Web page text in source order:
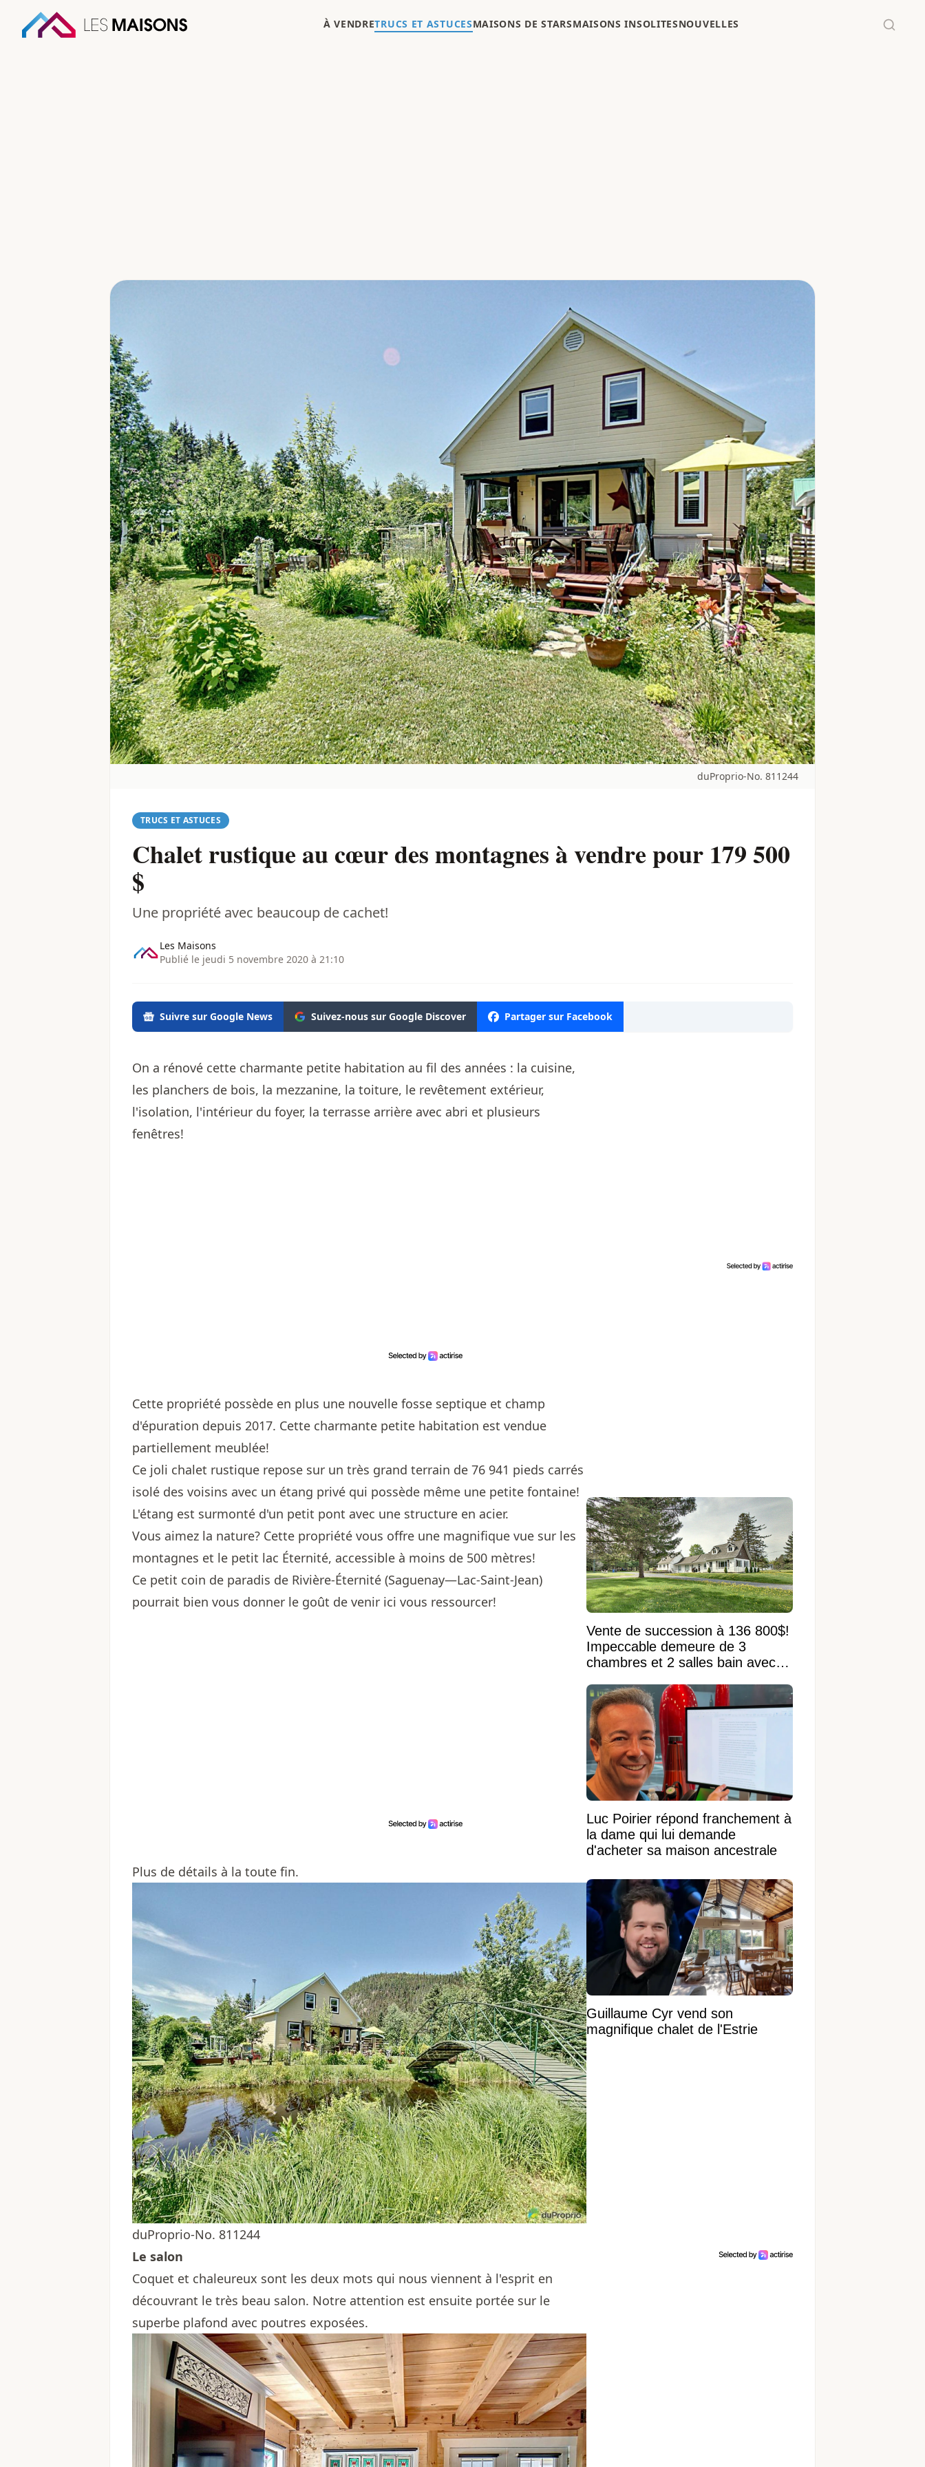
À VENDRETRUCS ET ASTUCESMAISONS DE STARSMAISONS INSOLITESNOUVELLES
duProprio-No. 811244
TRUCS ET ASTUCES
Chalet rustique au cœur des montagnes à vendre pour 179 500
$
Une propriété avec beaucoup de cachet!
Les Maisons
Publié le jeudi 5 novembre 2020 à 21:10
Suivre sur Google News Suivez-nous sur Google Discover Partager sur Facebook
On a rénové cette charmante petite habitation au fil des années : la cuisine,
les planchers de bois, la mezzanine, la toiture, le revêtement extérieur,
l'isolation, l'intérieur du foyer, la terrasse arrière avec abri et plusieurs
fenêtres!
Cette propriété possède en plus une nouvelle fosse septique et champ
d'épuration depuis 2017. Cette charmante petite habitation est vendue
partiellement meublée!
Ce joli chalet rustique repose sur un très grand terrain de 76 941 pieds carrés
isolé des voisins avec un étang privé qui possède même une petite fontaine!
L'étang est surmonté d'un petit pont avec une structure en acier.
Vous aimez la nature? Cette propriété vous offre une magnifique vue sur les
montagnes et le petit lac Éternité, accessible à moins de 500 mètres!
Ce petit coin de paradis de Rivière-Éternité (Saguenay—Lac-Saint-Jean)
pourrait bien vous donner le goût de venir ici vous ressourcer!
Plus de détails à la toute fin.
duProprio-No. 811244
Le salon
Coquet et chaleureux sont les deux mots qui nous viennent à l'esprit en
découvrant le très beau salon. Notre attention est ensuite portée sur le
superbe plafond avec poutres exposées.
Vente de succession à 136 800$!
Impeccable demeure de 3
chambres et 2 salles bain avec
Luc Poirier répond franchement à
la dame qui lui demande
d'acheter sa maison ancestrale
Guillaume Cyr vend son
magnifique chalet de l'Estrie